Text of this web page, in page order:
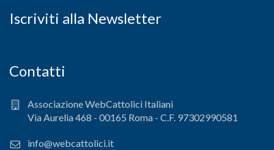
Iscriviti alla Newsletter
Contatti
Associazione WebCattolici Italiani
Via Aurelia 468 - 00165 Roma - C.F. 97302990581
info@webcattolici.it